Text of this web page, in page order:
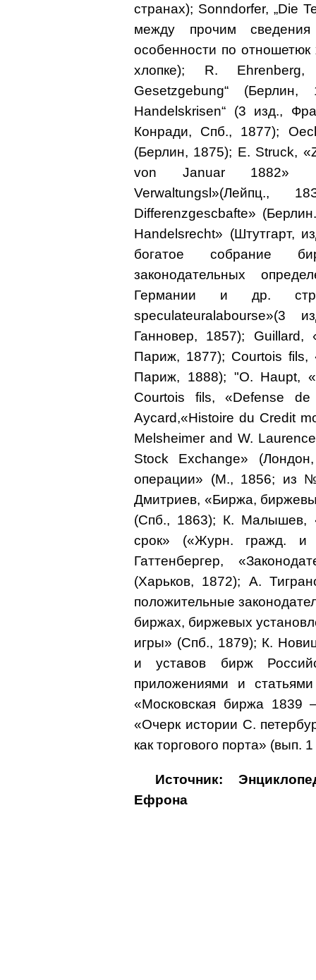
странах); Sonndorfer, „Die
между прочим
особенности по
хлопке); R.
Gesetzgebung“
Handelskrisen“ (3 изд.,
Конради, Спб., 1877);
(Берлин, 1875); E. Struck,
von Januar 1882»
Verwaltungsl»(Лeйпц.,
Differenzgescbafte»
Handelsrecht» (Штутгарт,
богатое собрание
законодательных
Германии и др.
Ганновер, 1857);
Париж, 1877); Courtois fils,
Париж, 1888); "О. Haupt,
Courtois fils, «Defense
Aycard,«Histoire du Credit
Melsheimer and W.
Stock Exchange»
операции» (М., 1856; из
Дмитриев, «Биржа,
(Спб., 1863); К. Малышев,
срок» («Журн. гражд.
Гаттенбергер,
(Харьков, 1872); А.
положительные
биржах, биржевых
игры» (Спб., 1879); К.
и уставов бирж
приложениями и
«Московская биржа 1839
«Очерк истории С.
как торгового порта» (вып.
Источник:
Ефрона